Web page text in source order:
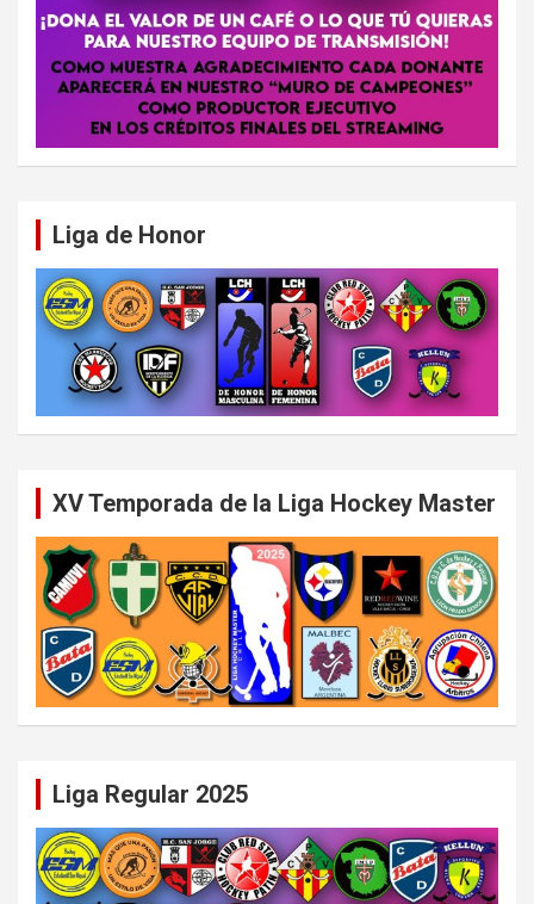
Liga de Honor
XV Temporada de la Liga Hockey Master
Liga Regular 2025